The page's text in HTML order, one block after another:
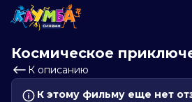
Космическое
К описанию
К этому фильму еще нет